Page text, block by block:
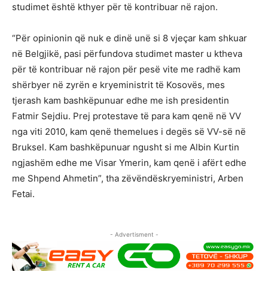
studimet është kthyer për të kontribuar në rajon.
“Për opinionin që nuk e dinë unë si 8 vjeçar kam shkuar
në Belgjikë, pasi përfundova studimet master u ktheva
për të kontribuar në rajon për pesë vite me radhë kam
shërbyer në zyrën e kryeministrit të Kosovës, mes
tjerash kam bashkëpunuar edhe me ish presidentin
Fatmir Sejdiu. Prej protestave të para kam qenë në VV
nga viti 2010, kam qenë themelues i degës së VV-së në
Bruksel. Kam bashkëpunuar ngusht si me Albin Kurtin
ngjashëm edhe me Visar Ymerin, kam qenë i afërt edhe
me Shpend Ahmetin”, tha zëvëndëskryeministri, Arben
Fetai.
- Advertisment -